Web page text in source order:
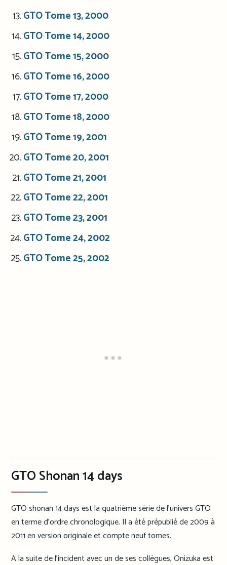
GTO Tome 13, 2000
GTO Tome 14, 2000
GTO Tome 15, 2000
GTO Tome 16, 2000
GTO Tome 17, 2000
GTO Tome 18, 2000
GTO Tome 19, 2001
GTO Tome 20, 2001
GTO Tome 21, 2001
GTO Tome 22, 2001
GTO Tome 23, 2001
GTO Tome 24, 2002
GTO Tome 25, 2002
GTO Shonan 14 days
GTO shonan 14 days est la quatrième série de l’univers GTO
en terme d’ordre chronologique. Il a été prépublié de 2009 à
2011 en version originale et compte neuf tomes.
A la suite de l’incident avec un de ses collègues, Onizuka est